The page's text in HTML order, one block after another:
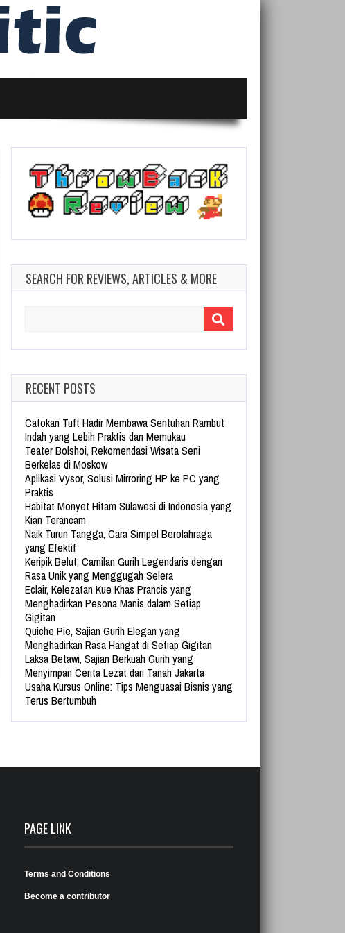
SEARCH FOR REVIEWS, ARTICLES & MORE
RECENT POSTS
Catokan Tuft Hadir Membawa Sentuhan Rambut
Indah yang Lebih Praktis dan Memukau
Teater Bolshoi, Rekomendasi Wisata Seni
Berkelas di Moskow
Aplikasi Vysor, Solusi Mirroring HP ke PC yang
Praktis
Habitat Monyet Hitam Sulawesi di Indonesia yang
Kian Terancam
Naik Turun Tangga, Cara Simpel Berolahraga
yang Efektif
Keripik Belut, Camilan Gurih Legendaris dengan
Rasa Unik yang Menggugah Selera
Eclair, Kelezatan Kue Khas Prancis yang
Menghadirkan Pesona Manis dalam Setiap
Gigitan
Quiche Pie, Sajian Gurih Elegan yang
Menghadirkan Rasa Hangat di Setiap Gigitan
Laksa Betawi, Sajian Berkuah Gurih yang
Menyimpan Cerita Lezat dari Tanah Jakarta
Usaha Kursus Online: Tips Menguasai Bisnis yang
Terus Bertumbuh
PAGE LINK
Terms and Conditions
Become a contributor